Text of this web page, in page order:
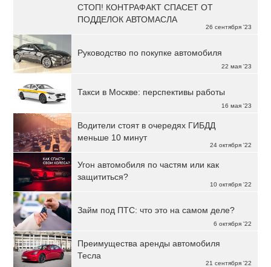
26 сентября '23
СТОП! КОНТРАФАКТ СПАСЕТ ОТ
ПОДДЕЛОК АВТОМАСЛА
22 мая '23
Руководство по покупке автомобиля
16 мая '23
Такси в Москве: перспективы работы
24 октября '22
Водители стоят в очередях ГИБДД
меньше 10 минут
10 октября '22
Угон автомобиля по частям или как
защититься?
6 октября '22
Займ под ПТС: что это на самом деле?
21 сентября '22
Преимущества аренды автомобиля
Тесла